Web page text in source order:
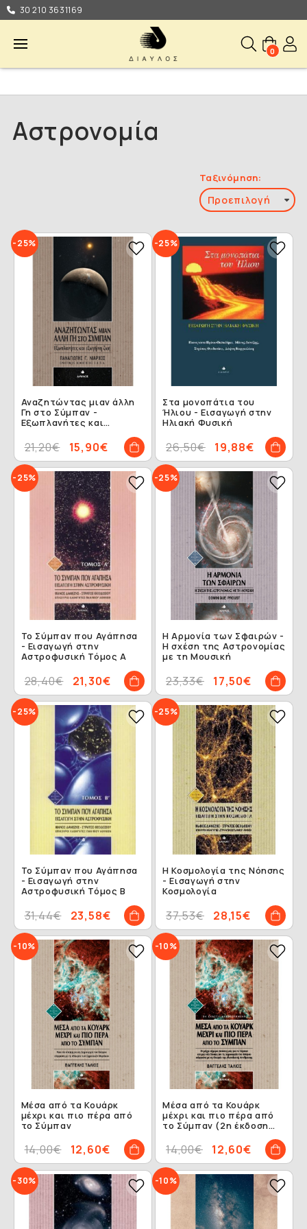
30 210 3631169
0
Αστρονομία
Ταξινόμηση:
-25%
Αναζητώντας μιαν άλλη
Γη στο Σύμπαν -
Εξωπλανήτες και
15,90€
21,20€
-25%
Στα μονοπάτια του
Ήλιου - Εισαγωγή στην
Ηλιακή Φυσική
19,88€
26,50€
-25%
Το Σύμπαν που Αγάπησα
- Εισαγωγή στην
Αστροφυσική Τόμος Α
21,30€
28,40€
-25%
Η Αρμονία των Σφαιρών -
Η σχέση της Αστρονομίας
με τη Μουσική
17,50€
23,33€
-25%
Το Σύμπαν που Αγάπησα
- Εισαγωγή στην
Αστροφυσική Τόμος Β
23,58€
31,44€
-25%
Η Κοσμολογία της Νόησης
- Εισαγωγή στην
Κοσμολογία
28,15€
37,53€
-10%
Μέσα από τα Κουάρκ
μέχρι και πιο πέρα από
το Σύμπαν
12,60€
14,00€
-10%
Μέσα από τα Κουάρκ
μέχρι και πιο πέρα από
το Σύμπαν (2η έκδοση
12,60€
14,00€
-30% -10%